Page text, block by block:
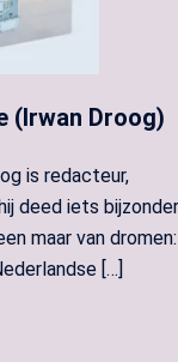
(Irwan Droog)
is redacteur,
deed iets
maar van dromen:
[…]